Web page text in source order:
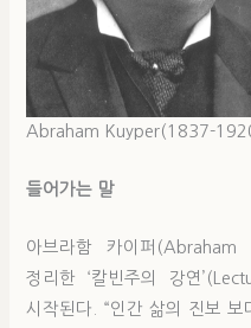
Abraham Kuyper(1837-
들어가는 말
아브라함 카이퍼
정리한 ‘칼빈주의 강연
시작된다. “인간 삶의 진보